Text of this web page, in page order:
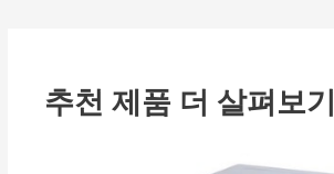
추천 제품 더 살펴보기